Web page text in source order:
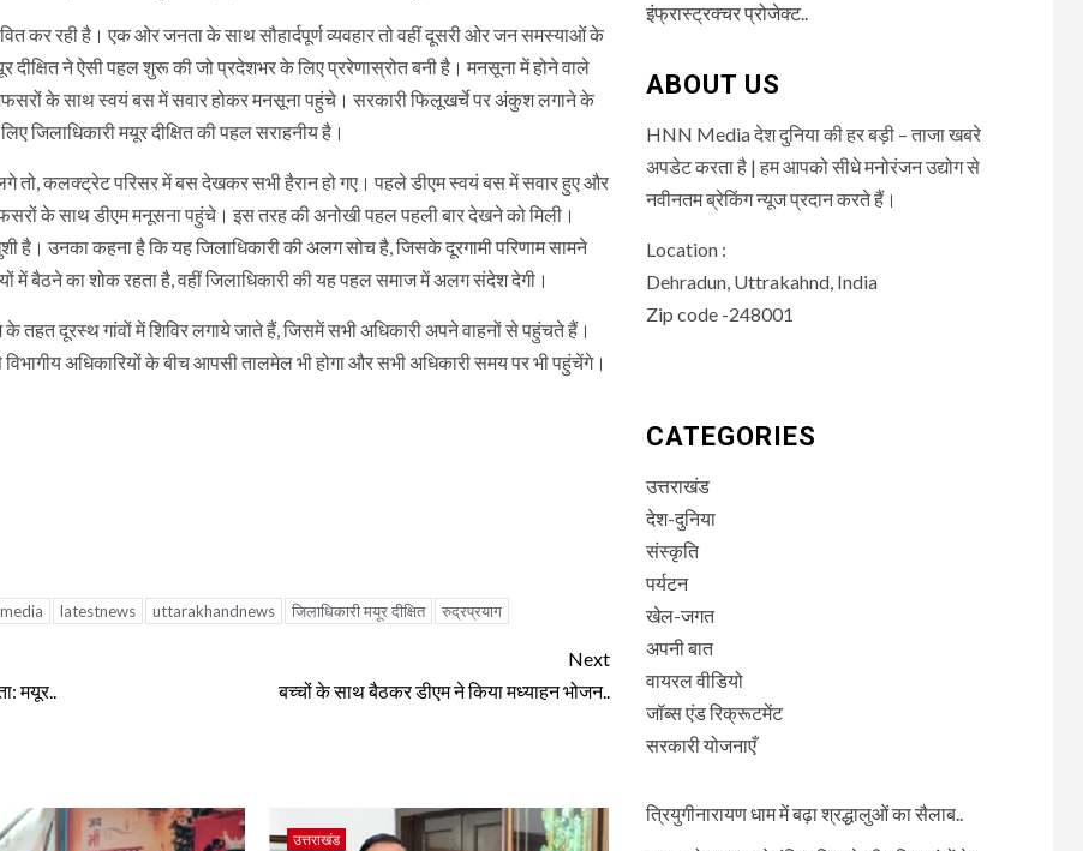
कर रही है। एक ओर जनता के साथ सौहार्दपूर्ण व्यवहार तो वहीं दूसरी ओर जन समस्याओं के
दीक्षित ने ऐसी पहल शुरू की जो प्रदेशभर के लिए प्ररेणास्रोत बनी है। मनसूना में होने वाले
के साथ स्वयं बस में सवार होकर मनसूना पहुंचे। सरकारी फिलूखर्चे पर अंकुश लगाने के
जिलाधिकारी मयूर दीक्षित की पहल सराहनीय है।
कलक्ट्रेट परिसर में बस देखकर सभी हैरान हो गए। पहले डीएम स्वयं बस में सवार हुए और
के साथ डीएम मनूसना पहुंचे। इस तरह की अनोखी पहल पहली बार देखने को मिली।
है। उनका कहना है कि यह जिलाधिकारी की अलग सोच है, जिसके दूरगामी परिणाम सामने
बैठने का शोक रहता है, वहीं जिलाधिकारी की यह पहल समाज में अलग संदेश देगी।
के तहत दूरस्थ गांवों में शिविर लगाये जाते हैं, जिसमें सभी अधिकारी अपने वाहनों से पहुंचते हैं।
अधिकारियों के बीच आपसी तालमेल भी होगा और सभी अधिकारी समय पर भी पहुंचेंगे।
latestnews uttarakhandnews जिलाधिकारी मयूर दीक्षित रुद्रप्रयाग
मयूर..
Next
बच्चों के साथ बैठकर डीएम ने किया मध्याहन भोजन..
उत्तराखंड
इंफ्रास्ट्रक्चर प्रोजेक्ट..
ABOUT US
HNN Media देश दुनिया की हर बड़ी – ताजा खबरे
अपडेट करता है | हम आपको सीधे मनोरंजन उद्योग से
नवीनतम ब्रेकिंग न्यूज प्रदान करते हैं।
Location :
Dehradun, Uttrakahnd, India
Zip code -248001
CATEGORIES
उत्तराखंड
देश-दुनिया
संस्कृति
पर्यटन
खेल-जगत
अपनी बात
वायरल वीडियो
जॉब्स एंड रिक्रूटमेंट
सरकारी योजनाएँ
त्रियुगीनारायण धाम में बढ़ा श्रद्धालुओं का सैलाब..